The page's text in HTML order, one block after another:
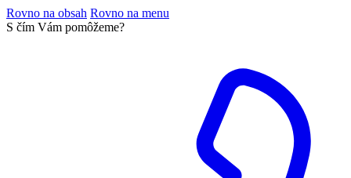
Rovno na obsah Rovno na menu
S čím Vám pomôžeme?